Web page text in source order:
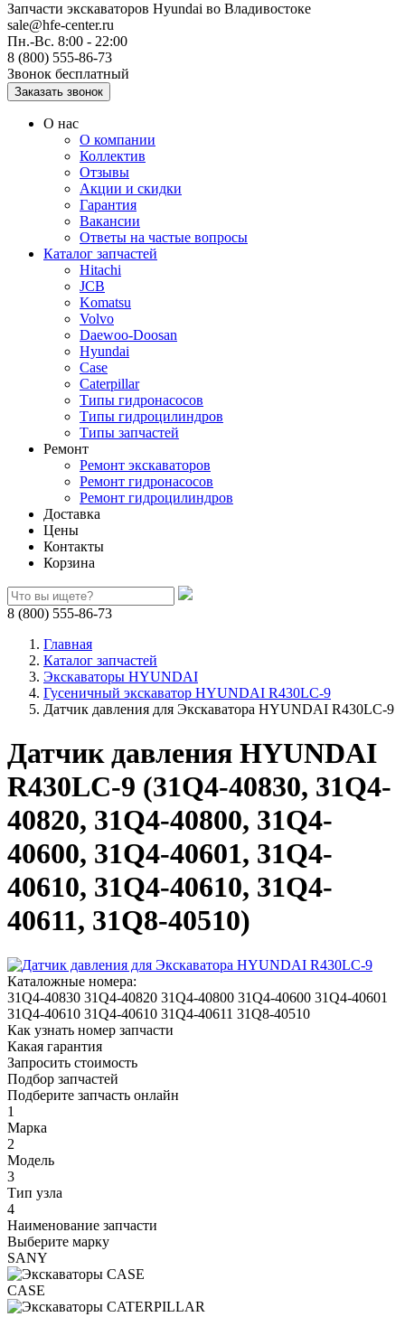
Запчасти экскаваторов Hyundai во Владивостоке
sale@hfe-center.ru
Пн.-Вс. 8:00 - 22:00
8 (800) 555-86-73
Звонок бесплатный
О нас
О компании
Коллектив
Отзывы
Акции и скидки
Гарантия
Вакансии
Ответы на частые вопросы
Каталог запчастей
Hitachi
JCB
Komatsu
Volvo
Daewoo-Doosan
Hyundai
Case
Caterpillar
Типы гидронасосов
Типы гидроцилиндров
Типы запчастей
Ремонт
Ремонт экскаваторов
Ремонт гидронасосов
Ремонт гидроцилиндров
Доставка
Цены
Контакты
Корзина
8 (800) 555-86-73
Главная
Каталог запчастей
Экскаваторы HYUNDAI
Гусеничный экскаватор HYUNDAI R430LC-9
Датчик давления для Экскаватора HYUNDAI R430LC-9
Датчик давления HYUNDAI
R430LC-9 (31Q4-40830, 31Q4-
40820, 31Q4-40800, 31Q4-
40600, 31Q4-40601, 31Q4-
40610, 31Q4-40610, 31Q4-
40611, 31Q8-40510)
Каталожные номера:
31Q4-40830 31Q4-40820 31Q4-40800 31Q4-40600 31Q4-40601
31Q4-40610 31Q4-40610 31Q4-40611 31Q8-40510
Как узнать номер запчасти
Какая гарантия
Запросить стоимость
Подбор запчастей
Подберите запчасть онлайн
1
Марка
2
Модель
3
Тип узла
4
Наименование запчасти
Выберите марку
SANY
CASE